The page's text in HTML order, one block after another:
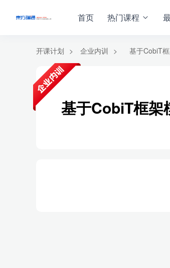
首页 热门课程
开课计划 > 企业内训 > 基于CobiT
基于CobiT框架